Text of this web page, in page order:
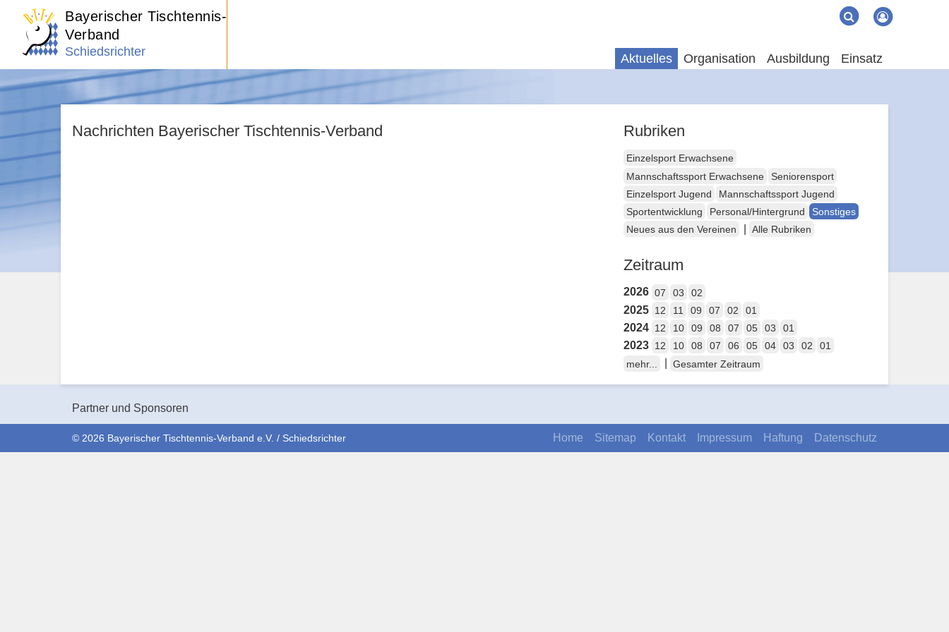
Bayerischer Tischtennis-
Verband
Schiedsrichter
Suche Suchen
Aktuelles Organisation Ausbildung Einsatz
Nachrichten Bayerischer Tischtennis-Verband Rubriken
Einzelsport Erwachsene
Mannschaftssport Erwachsene
Seniorensport
Einzelsport Jugend
Mannschaftssport Jugend
Sportentwicklung
Personal/Hintergrund
Sonstiges
Neues aus den Vereinen
Alle Rubriken
Zeitraum
2026 07 03 02
2025 12 11 09 07 02 01
2024 12 10 09 08 07 05 03 01
2023 12 10 08 07 06 05 04 03 02
01
mehr...
Gesamter Zeitraum
Partner und Sponsoren
Home Sitemap Kontakt Impressum Haftung Datenschutz
© 2026 Bayerischer Tischtennis-Verband e.V. / Schiedsrichter